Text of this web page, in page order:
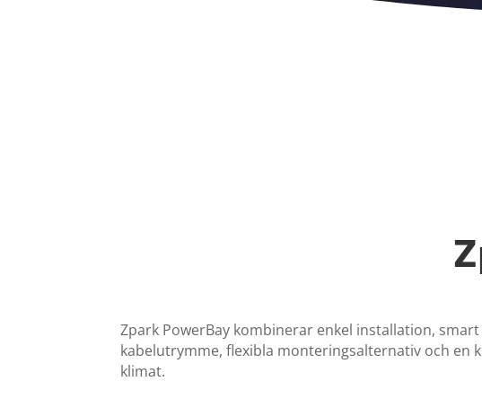
Zpark PowerBay kombinerar enkel installation,
kabelutrymme, flexibla monteringsalternativ och en
klimat.